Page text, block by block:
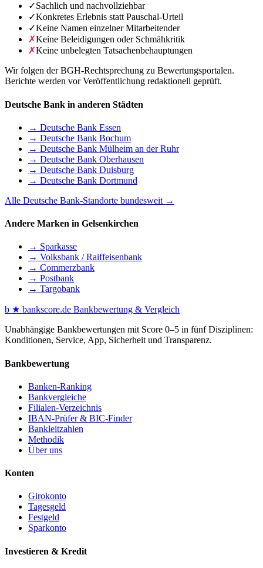
✓Sachlich und nachvollziehbar
✓Konkretes Erlebnis statt Pauschal-Urteil
✓Keine Namen einzelner Mitarbeitender
✗Keine Beleidigungen oder Schmähkritik
✗Keine unbelegten Tatsachenbehauptungen
Wir folgen der BGH-Rechtsprechung zu Bewertungsportalen.
Berichte werden vor Veröffentlichung redaktionell geprüft.
Deutsche Bank in anderen Städten
→ Deutsche Bank Essen
→ Deutsche Bank Bochum
→ Deutsche Bank Mülheim an der Ruhr
→ Deutsche Bank Oberhausen
→ Deutsche Bank Duisburg
→ Deutsche Bank Dortmund
Alle Deutsche Bank-Standorte bundesweit →
Andere Marken in Gelsenkirchen
→ Sparkasse
→ Volksbank / Raiffeisenbank
→ Commerzbank
→ Postbank
→ Targobank
b ★ bankscore.de Bankbewertung & Vergleich
Unabhängige Bankbewertungen mit Score 0–5 in fünf Disziplinen:
Konditionen, Service, App, Sicherheit und Transparenz.
Bankbewertung
Banken-Ranking
Bankvergleiche
Filialen-Verzeichnis
IBAN-Prüfer & BIC-Finder
Bankleitzahlen
Methodik
Über uns
Konten
Girokonto
Tagesgeld
Festgeld
Sparkonto
Investieren & Kredit